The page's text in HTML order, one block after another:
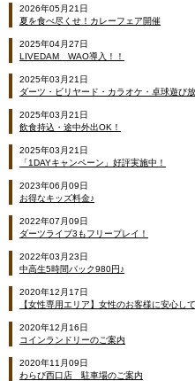
2026年05月21日
夏を食べ尽くせ！カレーフェア開催
2025年04月27日
LIVEDAM WAO導入！！
2025年03月21日
ダーツ・ビリヤード・カラオケ・卓球遊び放
2025年03月21日
飲食持込・途中外出OK！
2025年03月21日
「1DAYキャンペーン」好評実施中！
2023年06月09日
お得なキッズ料金♪
2022年07月09日
ダーツライブ3もフリープレイ！
2022年03月23日
中高生5時間パック980円♪
2020年12月17日
【女性専用エリア】女性のお客様に安心し
2020年12月16日
コインランドリーのご案内
2020年11月09日
わらび西口店 駐車場のご案内